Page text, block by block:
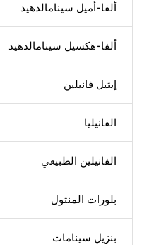
ألفا-أميل سينامالدهيد
ألفا-هكسيل سينامالدهيد
إيثيل فانيلين
الفانيليا
الفانيلين الطبيعي
بلورات المنثول
بنزيل سينامات